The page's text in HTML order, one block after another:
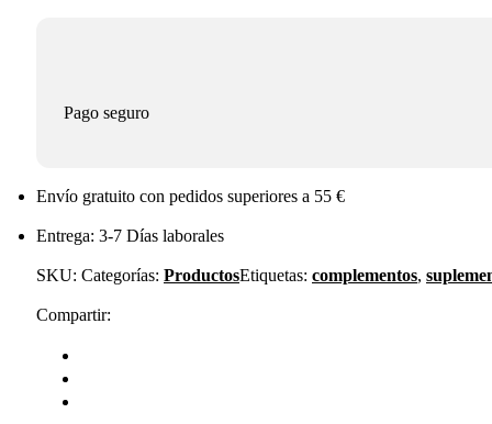
Pago seguro
Envío gratuito con pedidos superiores a 55 €
Entrega: 3-7 Días laborales
SKU: Categorías: ProductosEtiquetas: complementos,
Compartir: